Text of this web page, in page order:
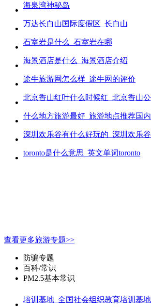
海泉湾神秘岛
万达长白山国际度假区_长白山
石室岩是什么_石室岩在哪
海景酒店是什么_海景酒店介绍
途牛旅游网怎么样_途牛网的评价
北京香山红叶什么时候红_北京香山
什么地方旅游最好_旅游地点推荐国内
深圳欢乐谷有什么好玩的_深圳欢乐
toronto是什么意思_英文单词toronto
查看更多旅游专题>>
防骗专题
百科/常识
PM2.5基本常识
培训基地_全国社会组织教育培训基地